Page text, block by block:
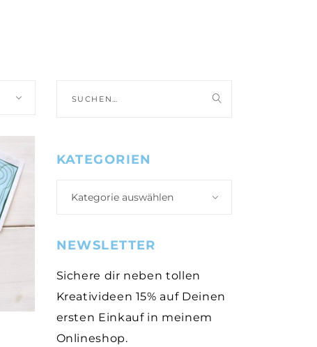
nach:
KATEGORIEN
Kategorie auswählen
NEWSLETTER
Sichere dir neben tollen
Kreativideen 15% auf Deinen
ersten Einkauf in meinem
Onlineshop.